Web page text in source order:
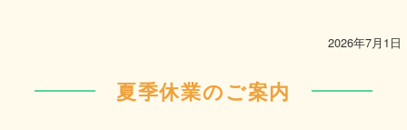
2026年7月1日
夏季休業のご案内